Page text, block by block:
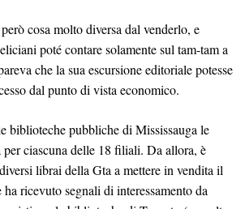
cosa molto diversa dal venderlo, e
poté contare solamente sul tam-tam a
che la sua escursione editoriale potesse
dal punto di vista economico.
biblioteche pubbliche di Mississauga le
ciascuna delle 18 filiali. Da allora, è
librai della Gta a mettere in vendita il
ricevuto segnali di interessamento da